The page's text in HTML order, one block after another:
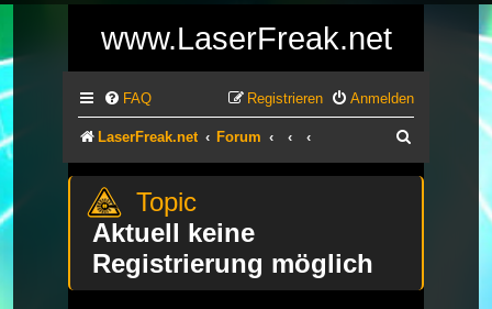
www.LaserFreak.net
FAQ Anmelden
Registrieren
LaserFreak.net Forum
Aktuell keine
Registrierung möglich